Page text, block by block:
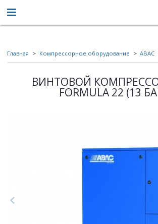
Главная Компрессорное оборудование ABAC
ВИНТОВОЙ
FORMULA 22 (13